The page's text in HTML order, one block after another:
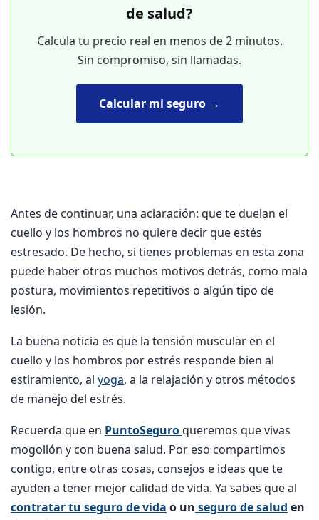
de salud?
Calcula tu precio real en menos de 2 minutos.
Sin compromiso, sin llamadas.
Calcular mi seguro →
Antes de continuar, una aclaración: que te duelan el
cuello y los hombros no quiere decir que estés
estresado. De hecho, si tienes problemas en esta zona
puede haber otros muchos motivos detrás, como mala
postura, movimientos repetitivos o algún tipo de
lesión.
La buena noticia es que la tensión muscular en el
cuello y los hombros por estrés responde bien al
estiramiento, al yoga, a la relajación y otros métodos
de manejo del estrés.
Recuerda que en PuntoSeguroqueremos que vivas
mogollón y con buena salud. Por eso compartimos
contigo, entre otras cosas, consejos e ideas que te
ayuden a tener mejor calidad de vida. Ya sabes que al
contratar tu seguro de vida o un seguro de salud en